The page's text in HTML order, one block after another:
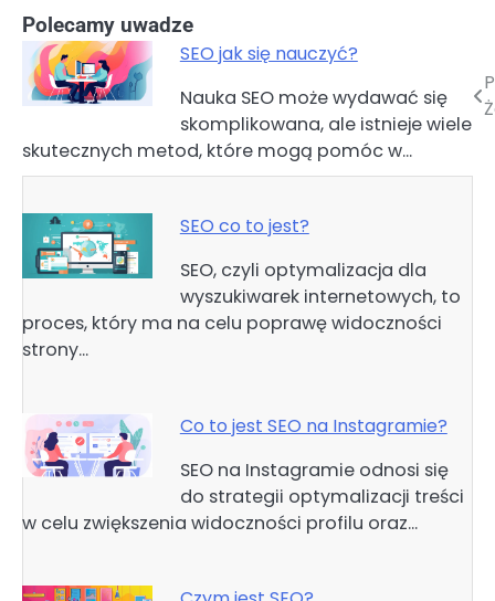
Polecamy uwadze
SEO jak się nauczyć?
Nauka SEO może wydawać się
skomplikowana, ale istnieje wiele
skutecznych metod, które mogą pomóc w…
SEO co to jest?
SEO, czyli optymalizacja dla
wyszukiwarek internetowych, to
proces, który ma na celu poprawę widoczności
strony…
Co to jest SEO na Instagramie?
SEO na Instagramie odnosi się
do strategii optymalizacji treści
w celu zwiększenia widoczności profilu oraz…
Nawigacja